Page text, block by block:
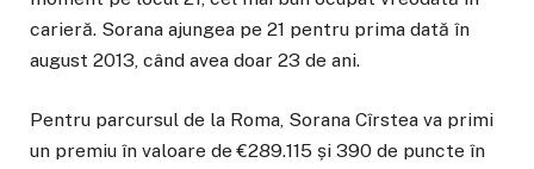
carieră. Sorana ajungea pe 21 pentru prima dată în
august 2013, când avea doar 23 de ani.
Pentru parcursul de la Roma, Sorana Cîrstea va primi
un premiu în valoare de €289.115 și 390 de puncte în